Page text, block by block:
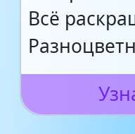
Всё